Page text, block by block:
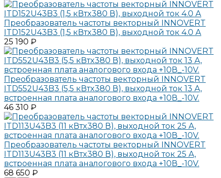
Преобразователь частоты векторный INNOVERT
ITD152U43B3 (1,5 кВтx380 В), выходной ток 4.0 А
25 190 ₽
Преобразователь частоты векторный INNOVERT
ITD552U43B3 (5,5 кВтx380 В), выходной ток 13 А,
встроенная плата аналогового входа +10В_-10V.
46 310 ₽
Преобразователь частоты векторный INNOVERT
ITD113U43B3 (11 кВтx380 В), выходной ток 25 А,
встроенная плата аналогового входа +10В_-10V.
68 650 ₽